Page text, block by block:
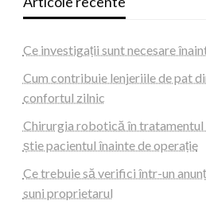
Ce investigații sunt necesare
Cum contribuie lenjeriile de pat
confortul zilnic
Chirurgia robotică în tratamentul
știe pacientul înainte de operație
Ce trebuie să verifici într-un
suni proprietarul